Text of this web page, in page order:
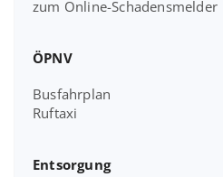
zum Online-Schadensmelder
ÖPNV
Busfahrplan
Ruftaxi
Entsorgung